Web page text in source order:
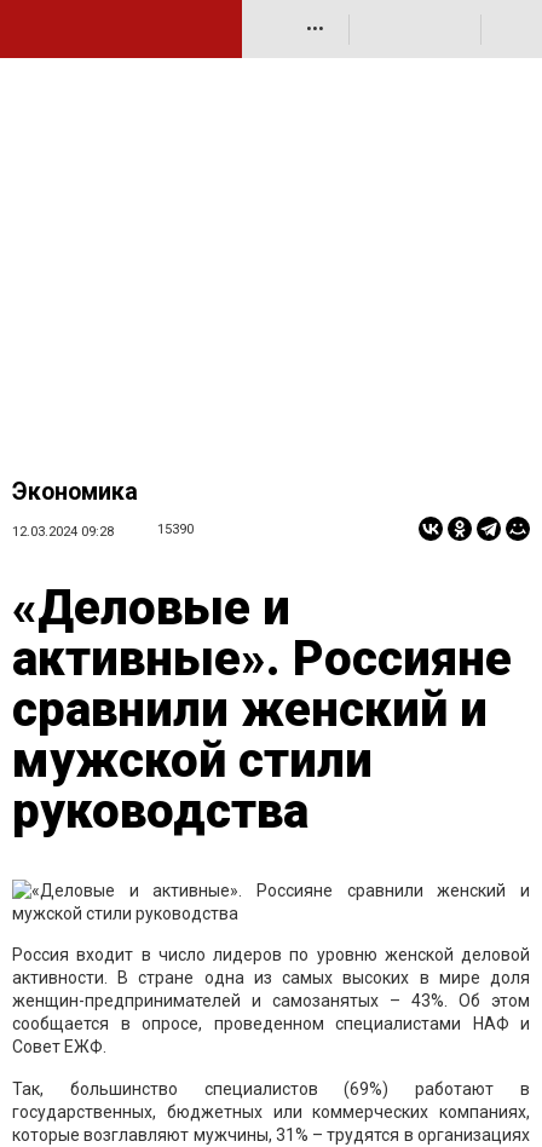
•••
Экономика
12.03.2024 09:28 15390
«Деловые и
активные». Россияне
сравнили женский и
мужской стили
руководства
Россия входит в число лидеров по уровню женской деловой
активности. В стране одна из самых высоких в мире доля
женщин-предпринимателей и самозанятых – 43%. Об этом
сообщается в опросе, проведенном специалистами НАФ и
Совет ЕЖФ.
Так, большинство специалистов (69%) работают в
государственных, бюджетных или коммерческих компаниях,
которые возглавляют мужчины, 31% – трудятся в организациях